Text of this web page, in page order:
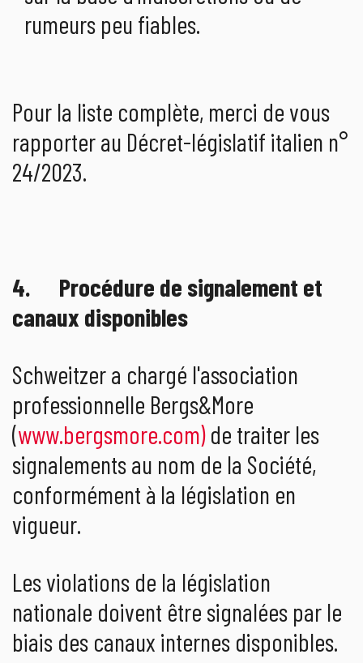
rumeurs peu fiables.
Pour la liste complète, merci de vous
rapporter au Décret-législatif italien n°
24/2023.
4. Procédure de signalement et
canaux disponibles
Schweitzer a chargé l'association
professionnelle Bergs&More
(www.bergsmore.com)de traiter les
signalements au nom de la Société,
conformément à la législation en
vigueur.
Les violations de la législation
nationale doivent être signalées par le
biais des canaux internes disponibles.